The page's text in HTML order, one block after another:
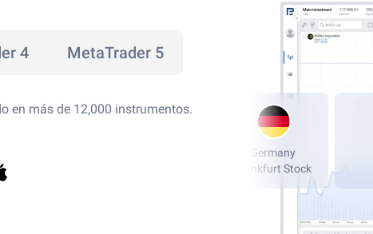
4 MetaTrader 5
en más de 12,000 instrumentos.
NASDAQ, New
York